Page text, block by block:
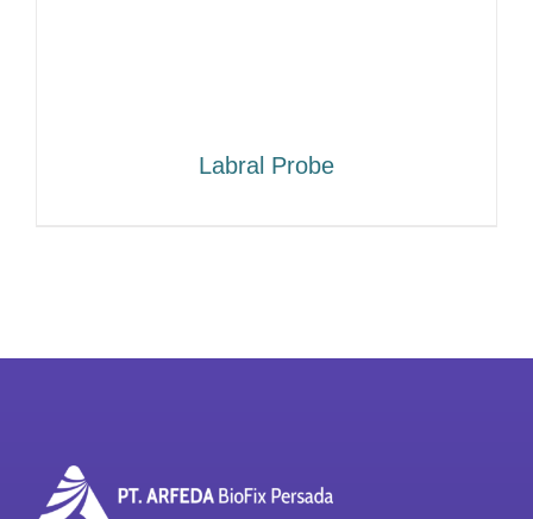
Labral Probe